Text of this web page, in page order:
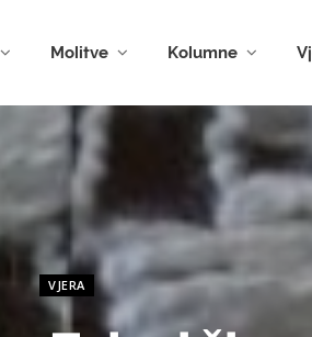
Molitve Kolumne
VJERA